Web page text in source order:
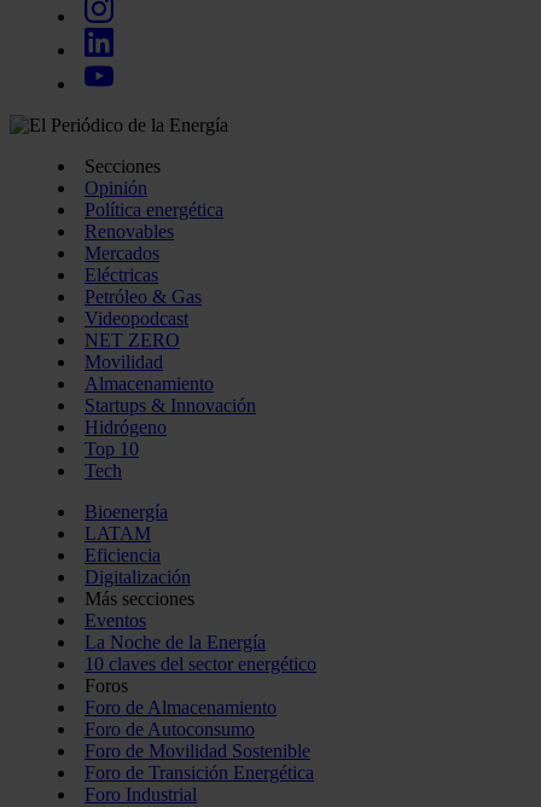
Secciones
Opinión
Política energética
Renovables
Mercados
Eléctricas
Petróleo & Gas
Videopodcast
NET ZERO
Movilidad
Almacenamiento
Startups & Innovación
Hidrógeno
Top 10
Tech
Bioenergía
LATAM
Eficiencia
Digitalización
Más secciones
Eventos
La Noche de la Energía
10 claves del sector energético
Foros
Foro de Almacenamiento
Foro de Autoconsumo
Foro de Movilidad Sostenible
Foro de Transición Energética
Foro Industrial